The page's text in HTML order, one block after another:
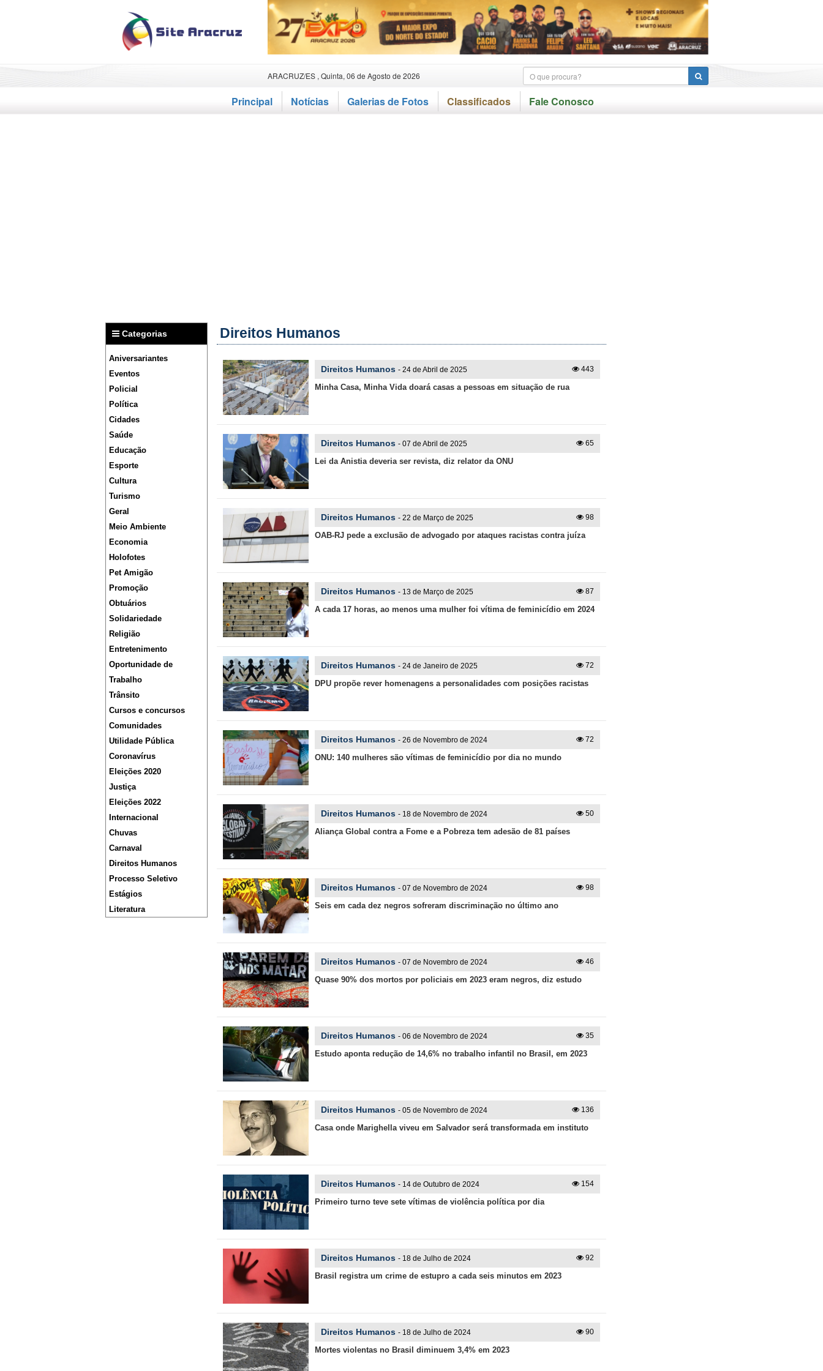
ARACRUZ/ES , Quinta, 06 de Agosto de 2026
Principal Notícias Galerias de Fotos Classificados Fale Conosco
Categorias
Aniversariantes
Eventos
Policial
Política
Cidades
Saúde
Educação
Esporte
Cultura
Turismo
Geral
Meio Ambiente
Economia
Holofotes
Pet Amigão
Promoção
Obtuários
Solidariedade
Religião
Entretenimento
Oportunidade de
Trabalho
Trânsito
Cursos e concursos
Comunidades
Utilidade Pública
Coronavírus
Eleições 2020
Justiça
Eleições 2022
Internacional
Chuvas
Carnaval
Direitos Humanos
Processo Seletivo
Estágios
Literatura
Direitos Humanos
443
Direitos Humanos - 24 de Abril de 2025
Minha Casa, Minha Vida doará casas a pessoas em situação de rua
65
Direitos Humanos - 07 de Abril de 2025
Lei da Anistia deveria ser revista, diz relator da ONU
98
Direitos Humanos - 22 de Março de 2025
OAB-RJ pede a exclusão de advogado por ataques racistas contra juíza
87
Direitos Humanos - 13 de Março de 2025
A cada 17 horas, ao menos uma mulher foi vítima de feminicídio em 2024
72
Direitos Humanos - 24 de Janeiro de 2025
DPU propõe rever homenagens a personalidades com posições racistas
72
Direitos Humanos - 26 de Novembro de 2024
ONU: 140 mulheres são vítimas de feminicídio por dia no mundo
50
Direitos Humanos - 18 de Novembro de 2024
Aliança Global contra a Fome e a Pobreza tem adesão de 81 países
98
Direitos Humanos - 07 de Novembro de 2024
Seis em cada dez negros sofreram discriminação no último ano
46
Direitos Humanos - 07 de Novembro de 2024
Quase 90% dos mortos por policiais em 2023 eram negros, diz estudo
35
Direitos Humanos - 06 de Novembro de 2024
Estudo aponta redução de 14,6% no trabalho infantil no Brasil, em 2023
136
Direitos Humanos - 05 de Novembro de 2024
Casa onde Marighella viveu em Salvador será transformada em instituto
154
Direitos Humanos - 14 de Outubro de 2024
Primeiro turno teve sete vítimas de violência política por dia
92
Direitos Humanos - 18 de Julho de 2024
Brasil registra um crime de estupro a cada seis minutos em 2023
90
Direitos Humanos - 18 de Julho de 2024
Mortes violentas no Brasil diminuem 3,4% em 2023